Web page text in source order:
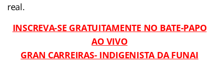
real.
INSCREVA-SE GRATUITAMENTE NO BATE-PAPO
AO VIVO
GRAN CARREIRAS- INDIGENISTA DA FUNAI